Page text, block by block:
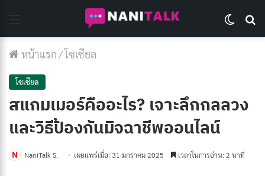
หน้าแรก/โซเชียล
โซเชียล
สแกมเมอร์คืออะไร? เจาะลึกกลลวง
และวิธีป้องกันมิจฉาชีพออนไลน์
NaniTalk S. เผยแพร่เมื่อ: 31 มกราคม 2025 เวลาในการอ่าน: 2 นาที